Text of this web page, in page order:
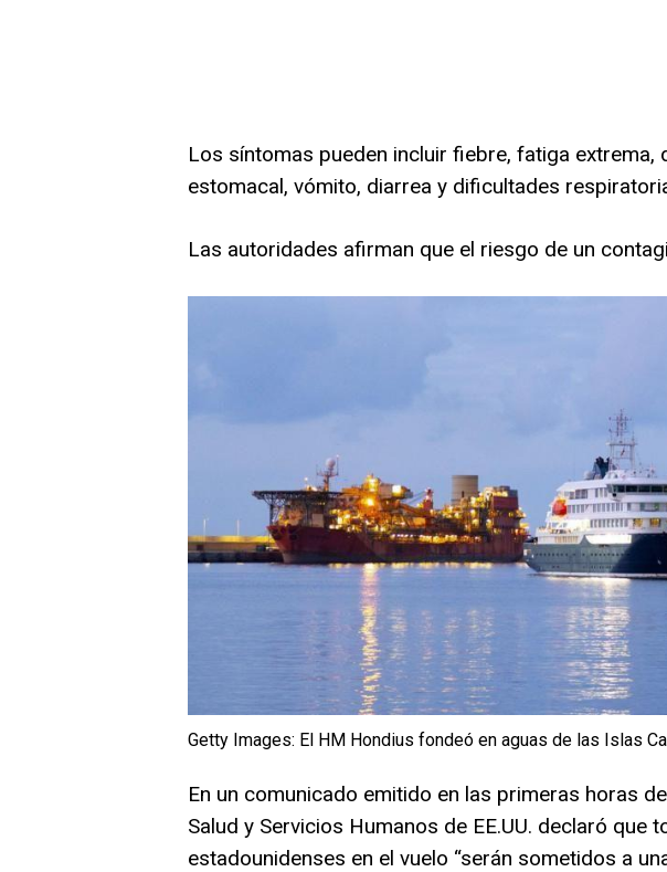
Los síntomas pueden incluir fiebre, fatiga extrema,
estomacal, vómito, diarrea y dificultades
Las autoridades afirman que el riesgo de un
Getty Images: El HM Hondius fondeó en aguas de las Islas
En un comunicado emitido en las primeras horas
Salud y Servicios Humanos de EE.UU. declaró que
estadounidenses en el vuelo “serán sometidos a